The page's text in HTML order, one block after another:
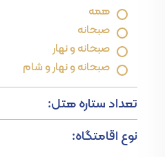
همه
صبحانه
صبحانه و نهار
صبحانه و نهار و شام
تعداد ستاره هتل:
نوع اقامتگاه: